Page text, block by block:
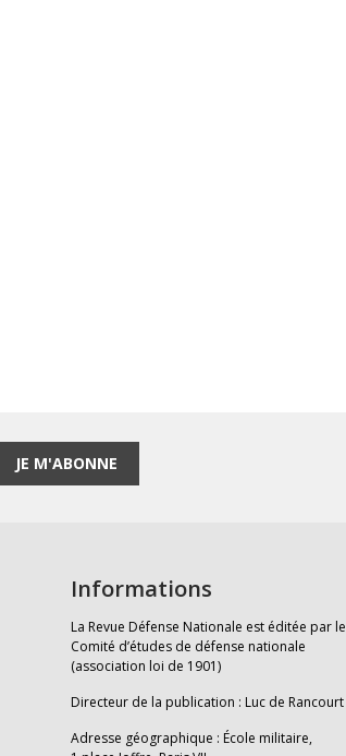
JE M'ABONNE
Informations
La Revue Défense Nationale est éditée par le
Comité d’études de défense nationale
(association loi de 1901)
Directeur de la publication : Luc de Rancourt
Adresse géographique : École militaire,